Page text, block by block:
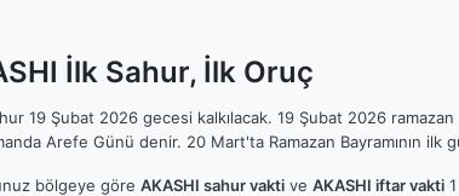
İlk Sahur, İlk Oruç
19 Şubat 2026 gecesi kalkılacak. 19 Şubat 2026
Arefe Günü denir. 20 Mart'ta Ramazan Bayramının ilk
bölgeye göre AKASHI sahur vakti ve AKASHI iftar vakti